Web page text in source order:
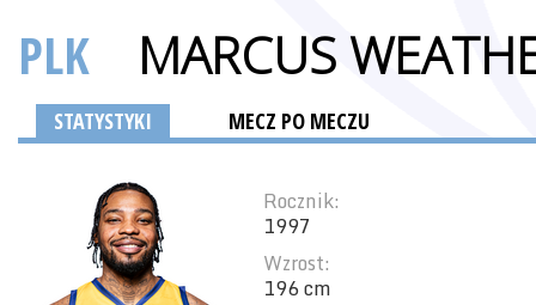
PLK MARCUS
STATYSTYKI MECZ PO MECZU
Rocznik:
1997
Wzrost:
196 cm